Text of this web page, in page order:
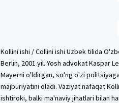
Kollini ishi / Collini ishi Uzbek tilida
Berlin, 2001 yil. Yosh advokat Kaspar
Mayerni o'ldirgan, so'ng o'zi
majburiyatini oladi. Vaziyat nafaqat
ishtiroki, balki ma'naviy jihatlari bilan